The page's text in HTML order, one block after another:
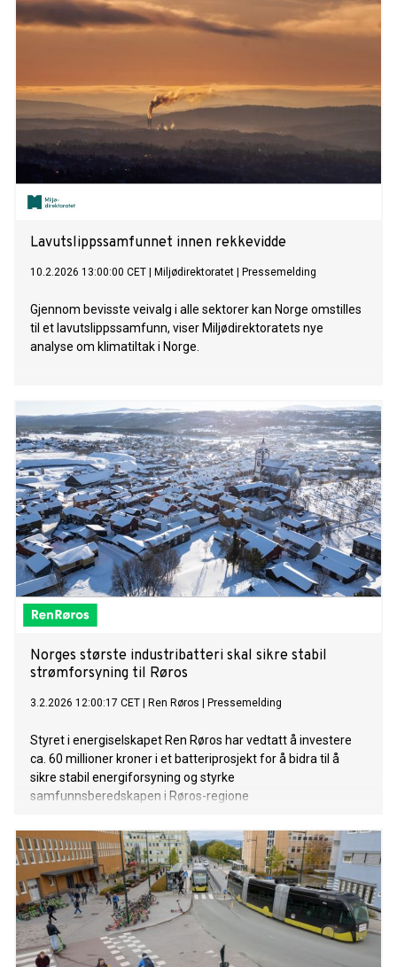
Lavutslippssamfunnet innen rekkevidde
10.2.2026 13:00:00 CET Miljødirektoratet Pressemelding
Gjennom bevisste veivalg i alle sektorer kan Norge omstilles
til et lavutslippssamfunn, viser Miljødirektoratets nye
analyse om klimatiltak i Norge.
Norges største industribatteri skal sikre stabil
strømforsyning til Røros
3.2.2026 12:00:17 CET Ren Røros Pressemelding
Styret i energiselskapet Ren Røros har vedtatt å investere
ca. 60 millioner kroner i et batteriprosjekt for å bidra til å
sikre stabil energiforsyning og styrke
samfunnsberedskapen i Røros-regione